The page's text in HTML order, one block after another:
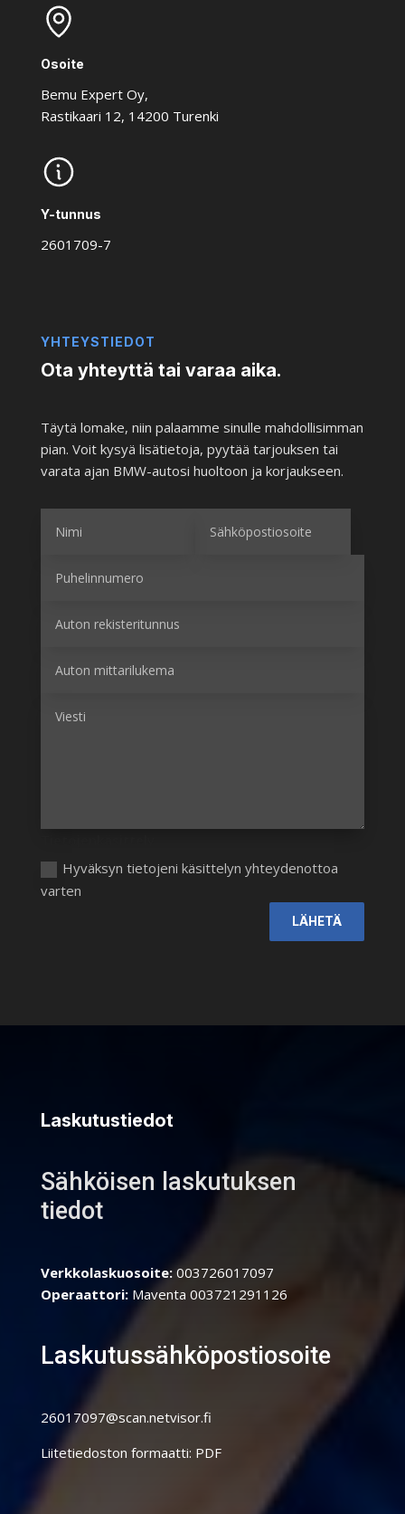
Osoite
Bemu Expert Oy,
Rastikaari 12, 14200 Turenki
Y-tunnus
2601709-7
YHTEYSTIEDOT
Ota yhteyttä tai varaa aika.
Täytä lomake, niin palaamme sinulle mahdollisimman
pian. Voit kysyä lisätietoja, pyytää tarjouksen tai
varata ajan BMW-autosi huoltoon ja korjaukseen.
Hyväksyn tietojeni käsittelyn yhteydenottoa
varten
LÄHETÄ
Laskutustiedot
Sähköisen laskutuksen
tiedot
Verkkolaskuosoite:003726017097
Operaattori:Maventa 003721291126
Laskutussähköpostiosoite
26017097@scan.netvisor.fi
Liitetiedoston formaatti: PDF